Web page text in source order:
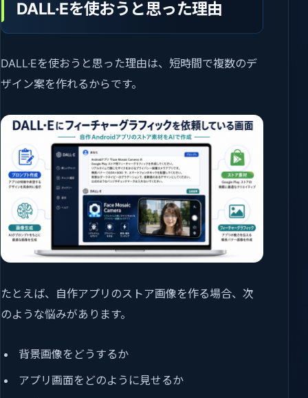
DALL·Eを使おうと思った理由
DALL·Eを使おうと思った理由は、短時間で複数のデ
ザイン案を作れるからです。
たとえば、自作アプリのストア画像を作る場合、次
のような悩みがあります。
背景画像をどうするか
アプリ画面をどのように見せるか